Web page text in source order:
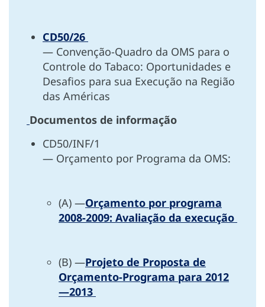
CD50/26
— Convenção-Quadro da OMS para o
Controle do Tabaco: Oportunidades e
Desafios para sua Execução na Região
das Américas
Documentos de informação
CD50/INF/1
— Orçamento por Programa da OMS:
(A) —Orçamento por programa
2008-2009: Avaliação da execução
(B) —Projeto de Proposta de
Orçamento-Programa para 2012
—2013